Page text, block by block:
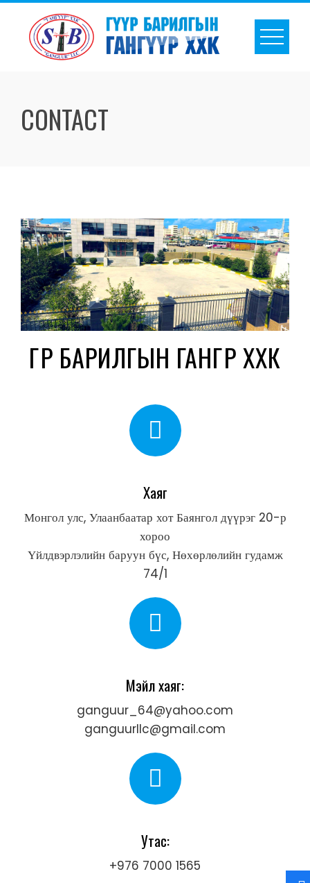
CONTACT
ГҮҮР БАРИЛГЫН ГАНГҮҮР ХХК
Хаяг
Монгол улс, Улаанбаатар хот Баянгол дүүрэг 20-р
хороо
Үйлдвэрлэлийн баруун бүс, Нөхөрлөлийн гудамж
74/1
Мэйл хаяг:
ganguur_64@yahoo.com
ganguurllc@gmail.com
Утас:
+976 7000 1565